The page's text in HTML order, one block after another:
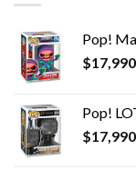
Pop!
$17,990
Pop!
$17,990